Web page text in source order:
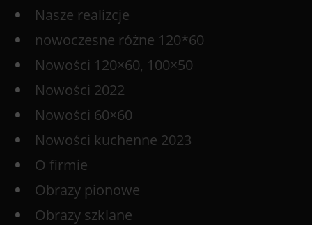
Nasze realizcje
nowoczesne różne 120*60
Nowości 120×60, 100×50
Nowości 2022
Nowości 60×60
Nowości kuchenne 2023
O firmie
Obrazy pionowe
Obrazy szklane